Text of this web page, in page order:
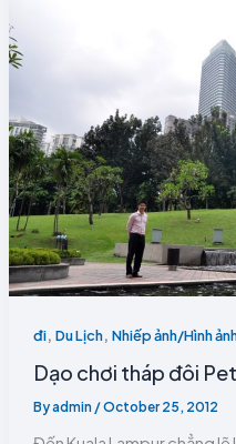
đi, Du Lịch, Nhiếp ảnh/Hình
Dạo chơi tháp đôi
Byadmin /October 25, 2012